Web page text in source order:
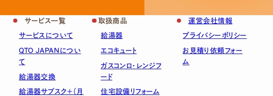
サービス一覧
サービスについて
QTO JAPANについ
て
給湯器交換
給湯器サブスク＋（月
取扱商品
給湯器
エコキュート
ガスコンロ・レンジフ
ード
住宅設備リフォーム
運営会社情報
プライバシーポリシー
お見積り依頼フォー
ム